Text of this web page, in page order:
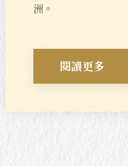
洲。
閱讀更多